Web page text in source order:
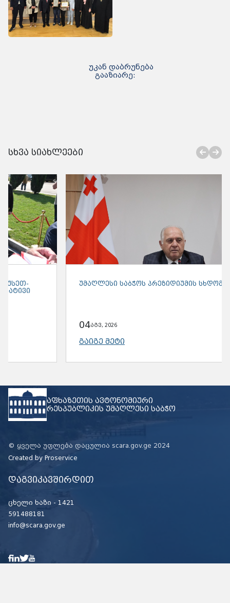
უკან დაბრუნება
გააზიარე:
სხვა სიახლეები
ᲣᲛᲐᲦᲚᲔᲡᲘ ᲡᲐᲑᲭᲝᲡ ᲞᲠᲔᲖᲘᲓᲘᲣᲛᲘᲡ ᲡᲮᲓᲝᲛᲐ
აფხაზეთის ავტონომიური
რესპუბლიკის უმაღლესი საბჭო
© ყველა უფლება დაცულია scara.gov.ge 2024
Created by Proservice
დაგვიკავშირდით
ცხელი ხაზი - 1421
591488181
info@scara.gov.ge